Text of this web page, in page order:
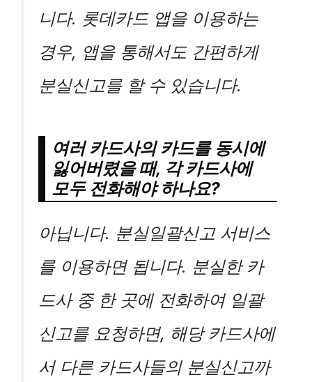
니다. 롯데카드 앱을 이용하는
경우, 앱을 통해서도 간편하게
분실신고를 할 수 있습니다.
여러 카드사의 카드를 동시에
잃어버렸을 때, 각 카드사에
모두 전화해야 하나요?
아닙니다. 분실일괄신고 서비스
를 이용하면 됩니다. 분실한 카
드사 중 한 곳에 전화하여 일괄
신고를 요청하면, 해당 카드사에
서 다른 카드사들의 분실신고까